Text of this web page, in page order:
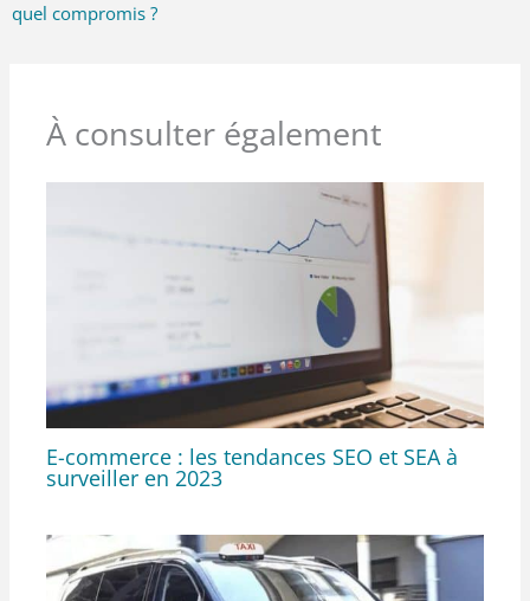
quel compromis ?
À consulter également
E-commerce : les tendances SEO et SEA à
surveiller en 2023